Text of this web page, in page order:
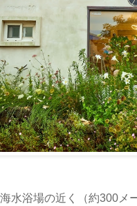
水浴場の近く（約300メ